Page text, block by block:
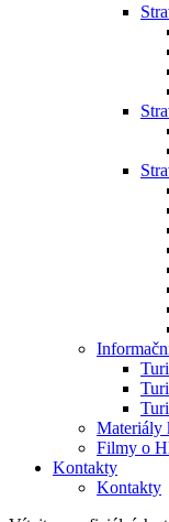
Materiály
Filmy o
Kontakty
Kontakty